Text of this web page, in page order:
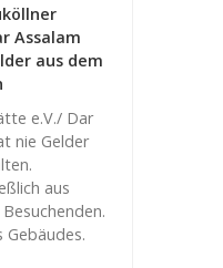
Assalam
aus dem
e.V./ Dar
nie Gelder
aus
Gebäudes.